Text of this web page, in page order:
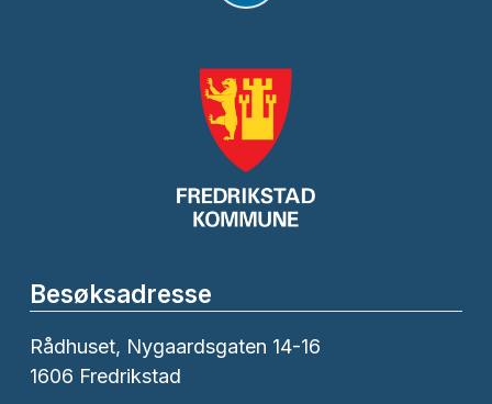
Besøksadresse
Rådhuset, Nygaardsgaten 14-16
1606 Fredrikstad